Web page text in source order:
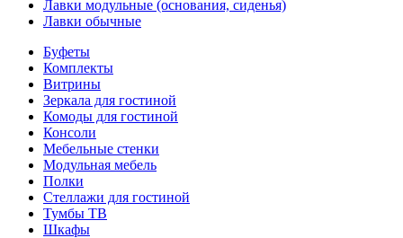
Лавки модульные (основания, сиденья)
Лавки обычные
Буфеты
Комплекты
Витрины
Зеркала для гостиной
Комоды для гостиной
Консоли
Мебельные стенки
Модульная мебель
Полки
Стеллажи для гостиной
Тумбы ТВ
Шкафы